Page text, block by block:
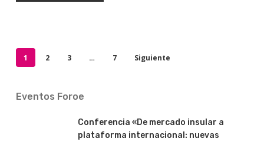
1 2 3 … 7 Siguiente
Eventos Foroe
Conferencia «De mercado insular a
plataforma internacional: nuevas